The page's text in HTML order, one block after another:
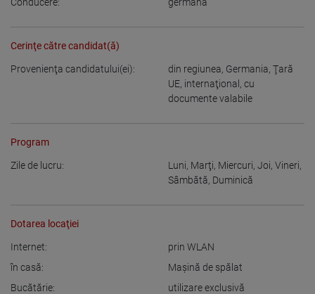
Cerinţe către candidat(ă)
Provenienţa candidatului(ei): din regiunea, Germania, Ţară
UE, internaţional, cu
documente valabile
Program
Zile de lucru: Luni, Marţi, Miercuri, Joi, Vineri,
Sâmbătă, Duminică
Dotarea locaţiei
Internet:
prin WLAN
în casă:
Maşină de spălat
Bucătărie:
utilizare exclusivă